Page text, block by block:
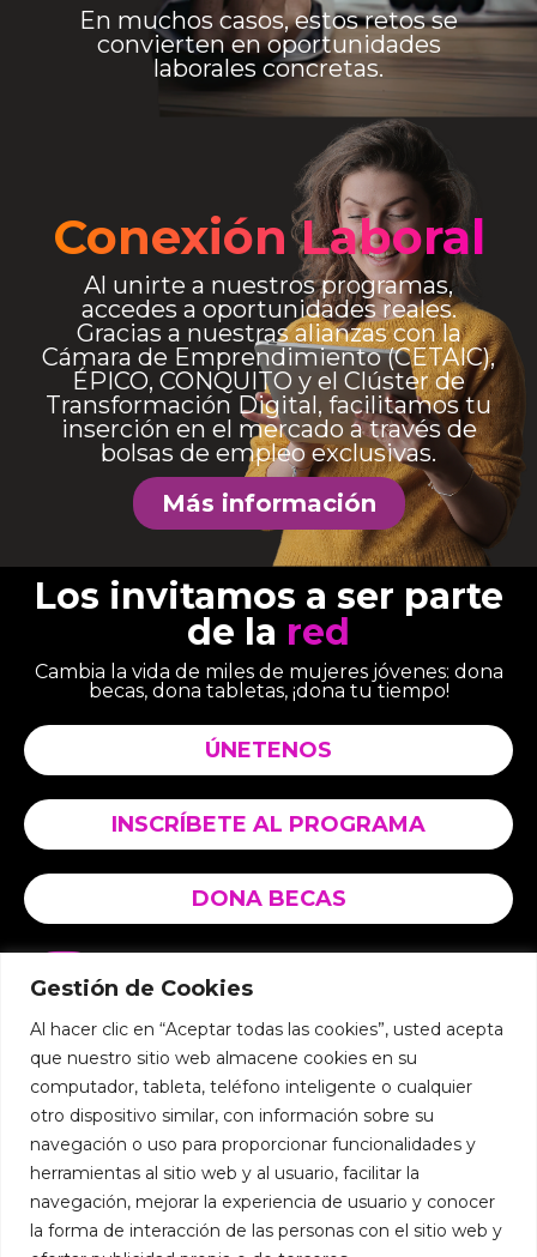
Gestión de Cookies
Al hacer clic en “Aceptar todas las cookies”, usted acepta
que nuestro sitio web almacene cookies en su
computador, tableta, teléfono inteligente o cualquier
otro dispositivo similar, con información sobre su
navegación o uso para proporcionar funcionalidades y
herramientas al sitio web y al usuario, facilitar la
navegación, mejorar la experiencia de usuario y conocer
la forma de interacción de las personas con el sitio web y
En muchos casos, estos retos se
convierten en oportunidades
laborales concretas.
Conexión Laboral
Al unirte a nuestros programas,
accedes a oportunidades reales.
Gracias a nuestras alianzas con la
Cámara de Emprendimiento (CETAIC),
ÉPICO, CONQUITO y el Clúster de
Transformación Digital, facilitamos tu
inserción en el mercado a través de
bolsas de empleo exclusivas.
Más información
Los invitamos a ser parte
de la red
Cambia la vida de miles de mujeres jóvenes: dona
becas, dona tabletas, ¡dona tu tiempo!
ÚNETENOS
INSCRÍBETE AL PROGRAMA
DONA BECAS
@fundacion.educate
@mujerdigitalec
@fundacion.educate
@Fundación Edúcate
+593 98 9474903